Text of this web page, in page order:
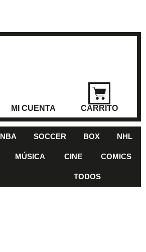
MI CUENTA CARRITO
NBA SOCCER BOX NHL
MÚSICA CINE COMICS
TODOS